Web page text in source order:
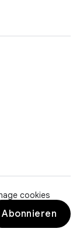
cookies
Abonnieren